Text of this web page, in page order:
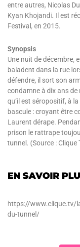
entre autres, Nicolas
Kyan Khojandi. Il est
Festival, en 2015.
Synopsis
Une nuit de décembre,
baladent dans la rue
défendre, il sort son
condamne à dix ans de
qu’il est séropositif, à
bascule : croyant être
Laurent dérape.
prison le rattrape
tunnel. (Source : Clique
EN SAVOIR
https://www.clique.tv/
du-tunnel/